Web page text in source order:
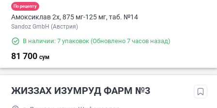
По рецепту
Амоксиклав 2х, 875 мг-125 мг, таб. №14
Sandoz GmbH (Австрия)
В наличии: 7 упаковок (Обновлено 7 часов назад)
81 700 сум
ЖИЗЗАХ ИЗУМРУД ФАРМ №3